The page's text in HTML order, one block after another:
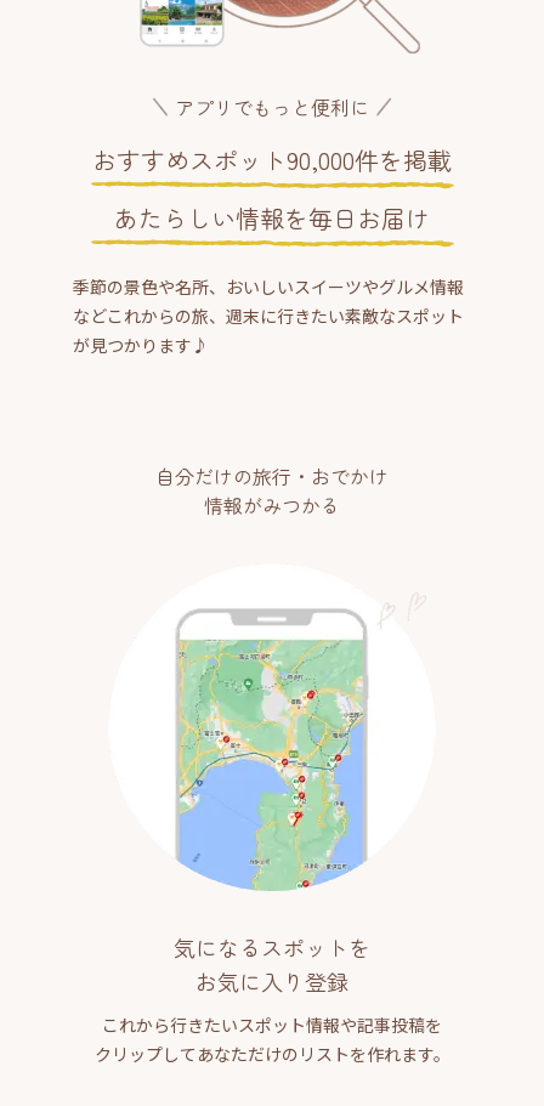
アプリでもっと便利に
おすすめスポット90,000件を掲載
あたらしい情報を毎日お届け
季節の景色や名所、おいしいスイーツやグルメ情報
などこれからの旅、週末に行きたい素敵なスポット
が見つかります♪
自分だけの旅行・おでかけ
情報がみつかる
気になるスポットを
お気に入り登録
これから行きたいスポット情報や記事投稿を
クリップしてあなただけのリストを作れます。